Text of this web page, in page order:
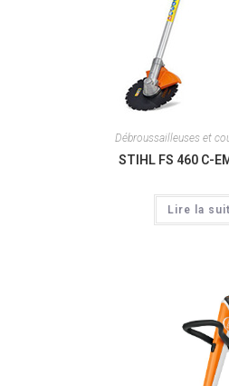
Débroussailleuses et
STIHL FS 460 C-
Lire la